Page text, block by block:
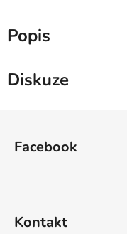
Popis
Diskuze
Facebook
Kontakt